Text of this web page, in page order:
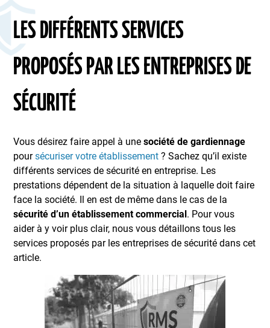
LES DIFFÉRENTS SERVICES
PROPOSÉS PAR LES ENTREPRISES DE
SÉCURITÉ
Vous désirez faire appel à unesociété de gardiennage
poursécuriser votre établissement ? Sachez qu’il existe
différents services de sécurité en entreprise. Les
prestations dépendent de la situation à laquelle doit faire
face la société. Il en est de même dans le cas de la
sécurité d’un établissement commercial. Pour vous
aider à y voir plus clair, nous vous détaillons tous les
services proposés par les entreprises de sécurité dans cet
article.